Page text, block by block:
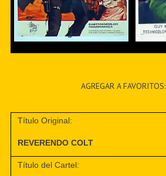
AGREGAR A FAVORITOS:
Título Original:
REVERENDO COLT
Título del Cartel: